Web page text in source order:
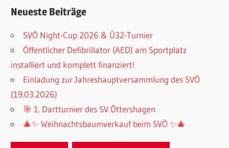
Neueste Beiträge
SVÖ Night-Cup 2026 & Ü32-Turnier
Öffentlicher Defibrillator (AED) am Sportplatz
installiert und komplett finanziert!
Einladung zur Jahreshauptversammlung des SVÖ
(19.03.2026)
🎯 1. Dartturnier des SV Öttershagen
🎄✨ Weihnachtsbaumverkauf beim SVÖ ✨🎄